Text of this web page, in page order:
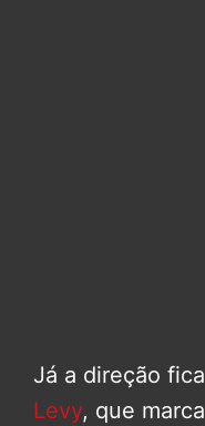
Já a direção
Levy, que